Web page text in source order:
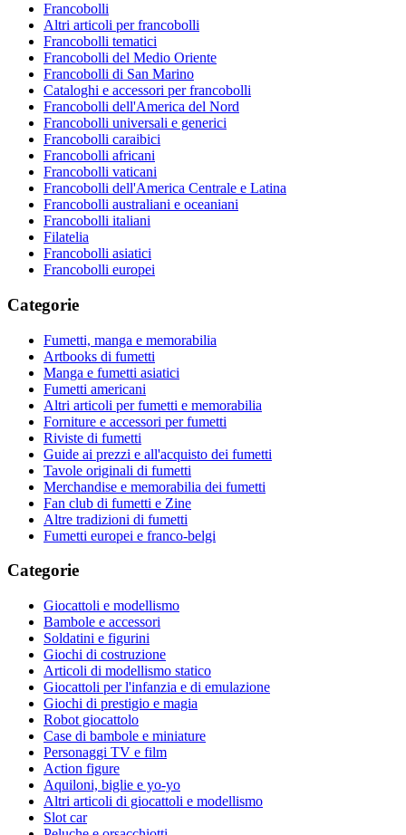
Francobolli
Altri articoli per francobolli
Francobolli tematici
Francobolli del Medio Oriente
Francobolli di San Marino
Cataloghi e accessori per francobolli
Francobolli dell'America del Nord
Francobolli universali e generici
Francobolli caraibici
Francobolli africani
Francobolli vaticani
Francobolli dell'America Centrale e Latina
Francobolli australiani e oceaniani
Francobolli italiani
Filatelia
Francobolli asiatici
Francobolli europei
Categorie
Fumetti, manga e memorabilia
Artbooks di fumetti
Manga e fumetti asiatici
Fumetti americani
Altri articoli per fumetti e memorabilia
Forniture e accessori per fumetti
Riviste di fumetti
Guide ai prezzi e all'acquisto dei fumetti
Tavole originali di fumetti
Merchandise e memorabilia dei fumetti
Fan club di fumetti e Zine
Altre tradizioni di fumetti
Fumetti europei e franco-belgi
Categorie
Giocattoli e modellismo
Bambole e accessori
Soldatini e figurini
Giochi di costruzione
Articoli di modellismo statico
Giocattoli per l'infanzia e di emulazione
Giochi di prestigio e magia
Robot giocattolo
Case di bambole e miniature
Personaggi TV e film
Action figure
Aquiloni, biglie e yo-yo
Altri articoli di giocattoli e modellismo
Slot car